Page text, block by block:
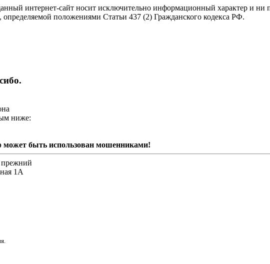
интернет-сайт носит исключительно информационный характер и
определяемой положениями Статьи 437 (2) Гражданского кодекса РФ.
ниже:
быть использован мошенниками!
прежний
1А